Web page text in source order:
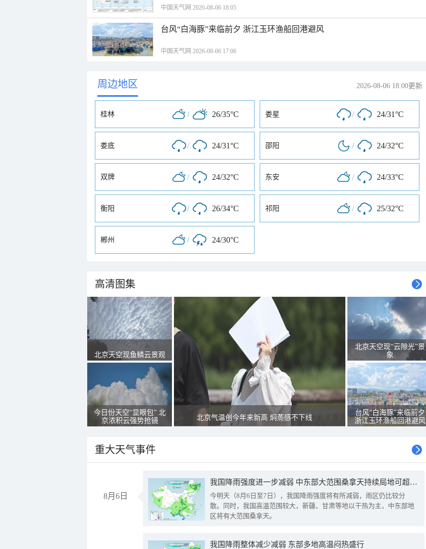
中国天气网 2026-08-06 18:05
台风“白海豚”来临前夕 浙江玉环渔船回港避风
中国天气网 2026-08-06 17:06
周边地区 2026-08-06 18:00更新
桂林 / 26/35°C 娄星 / 24/31°C
娄底 / 24/31°C 邵阳 / 24/32°C
双牌 / 24/32°C 东安 / 24/33°C
衡阳 / 26/34°C 祁阳 / 25/32°C
郴州 / 24/30°C
高清图集
北京天空现鱼鳞云景观
今日份天空“显眼包” 北
京浓积云强势抢镜
北京气温创今年来新高 焖蒸感不下线
北京天空现“云隙光”景
象
台风“白海豚”来临前夕
浙江玉环渔船回港避风
重大天气事件
8月6日
我国降雨强度进一步减弱 中东部大范围桑拿天持续局地可超38℃
今明天（8月6日至7日），我国降雨强度将有所减弱，雨区仍比较分
散。同时，我国高温范围较大，新疆、甘肃等地以干热为主，中东部地
区将有大范围桑拿天。
我国降雨整体减少减弱 东部多地高温闷热盛行